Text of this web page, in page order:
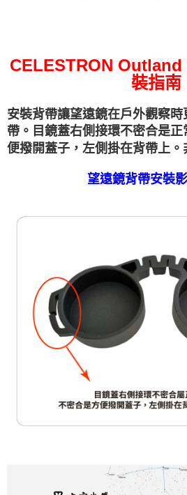
CELESTRON Outland
裝指南
安裝背帶讓望遠鏡在戶外觀察
帶。 目鏡蓋右側接環不密合是正
便撥開蓋子，左側掛在背帶上。
望遠鏡背帶安裝